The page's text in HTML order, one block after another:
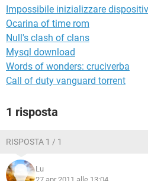
Impossibile inizializzare
Ocarina of time rom
Null's clash of clans
Mysql download
Words of wonders: cruciverba
Call of duty vanguard torrent
1 risposta
RISPOSTA 1 / 1
Lu